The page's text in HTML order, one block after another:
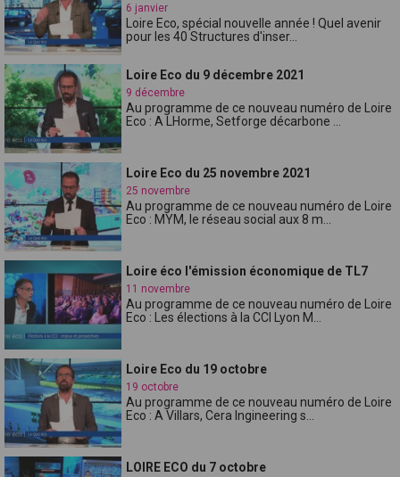
6 janvier
Loire Eco, spécial nouvelle année ! Quel avenir
pour les 40 Structures d'inser...
Loire Eco du 9 décembre 2021
9 décembre
Au programme de ce nouveau numéro de Loire
Eco : A LHorme, Setforge décarbone ...
Loire Eco du 25 novembre 2021
25 novembre
Au programme de ce nouveau numéro de Loire
Eco : MYM, le réseau social aux 8 m...
Loire éco l'émission économique de TL7
11 novembre
Au programme de ce nouveau numéro de Loire
Eco : Les élections à la CCI Lyon M...
Loire Eco du 19 octobre
19 octobre
Au programme de ce nouveau numéro de Loire
Eco : A Villars, Cera Ingineering s...
LOIRE ECO du 7 octobre